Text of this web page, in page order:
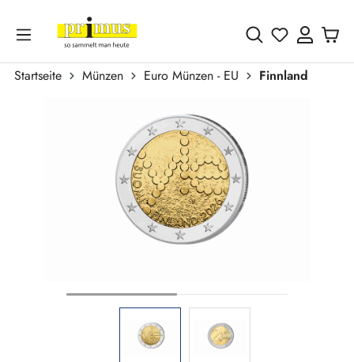
Zum Hauptinhalt springen
Du hast 0
Startseite Münzen Euro Münzen - EU
Finnland